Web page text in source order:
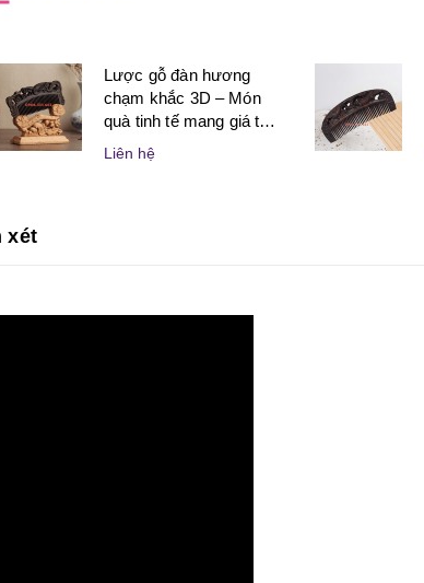
Lược gỗ đàn hương
chạm khắc 3D – Món
quà tinh tế mang giá trị
nghệ thuật và ý nghĩa
dành tặng người thân
Liên hệ
xét